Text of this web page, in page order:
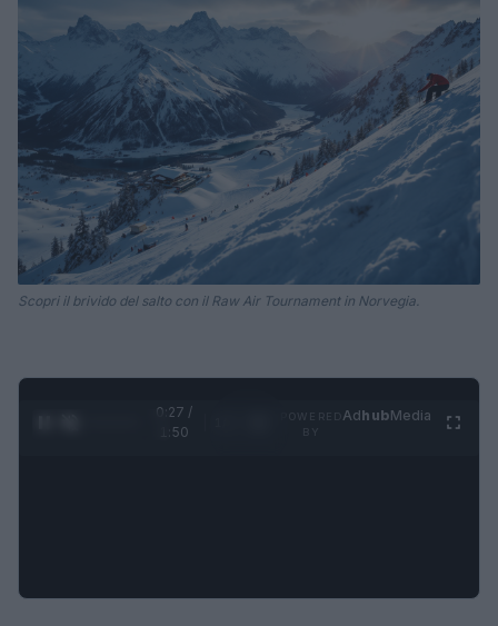
Scopri il brivido del salto con il Raw Air Tournament in Norvegia.
0:28 /
1:50
AdhubMedia